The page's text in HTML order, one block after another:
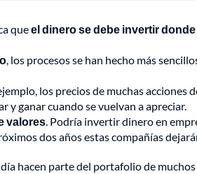
queel dinero se debe invertir
, los procesos se han hecho más
los precios de muchas acciones
y ganar cuando se vuelvan a apreciar.
valores. Podría invertir dinero en
dos años estas compañías
hacen parte del portafolio de